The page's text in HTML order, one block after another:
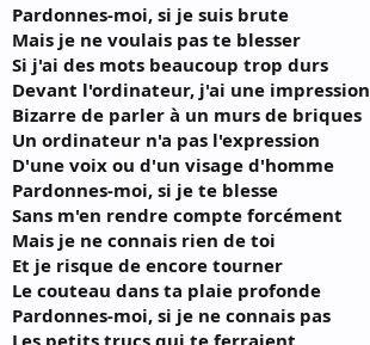
Pardonnes-moi, si je suis brute
Mais je ne voulais pas te blesser
Si j'ai des mots beaucoup trop durs
Devant l'ordinateur, j'ai une impression
Bizarre de parler à un murs de briques
Un ordinateur n'a pas l'expression
D'une voix ou d'un visage d'homme
Pardonnes-moi, si je te blesse
Sans m'en rendre compte forcément
Mais je ne connais rien de toi
Et je risque de encore tourner
Le couteau dans ta plaie profonde
Pardonnes-moi, si je ne connais pas
Les petits trucs qui te ferraient